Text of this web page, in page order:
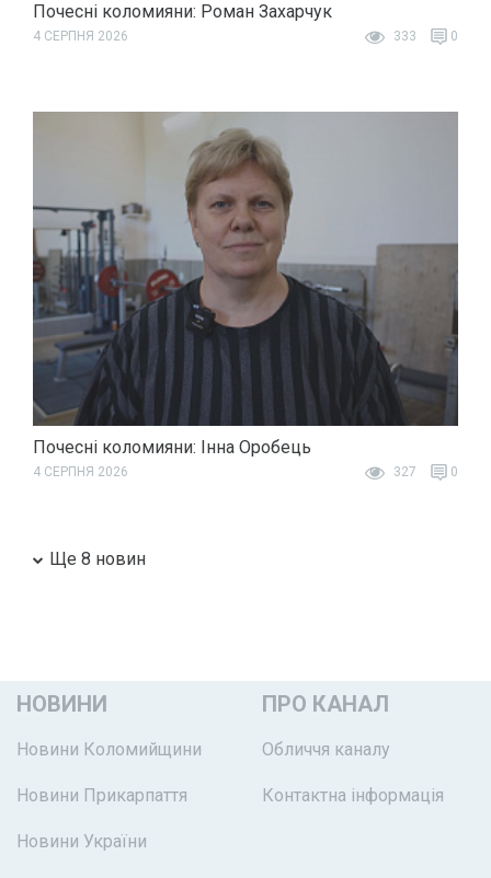
Почесні коломияни: Роман Захарчук
4 СЕРПНЯ 2026 333 0
Почесні коломияни: Інна Оробець
4 СЕРПНЯ 2026 327 0
Ще 8 новин
НОВИНИ
Новини Коломийщини
Новини Прикарпаття
Новини України
ПРО КАНАЛ
Обличчя каналу
Контактна інформація